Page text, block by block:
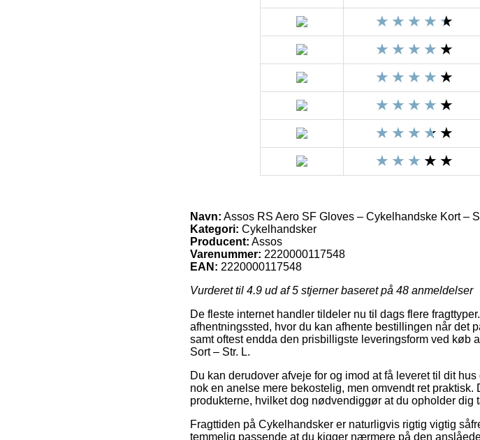
Navn: Assos RS Aero SF Gloves – Cykelhandske Kort –
Kategori: Cykelhandsker
Producent: Assos
Varenummer: 2220000117548
EAN: 2220000117548
Vurderet til 4.9 ud af 5 stjerner baseret på 48 anmeldelser
De fleste internet handler tildeler nu til dags flere
afhentningssted, hvor du kan afhente bestillingen når det
samt oftest endda den prisbilligste leveringsform ved køb
Sort – Str. L.
Du kan derudover afveje for og imod at få leveret til dit
nok en anelse mere bekostelig, men omvendt ret
produkterne, hvilket dog nødvendiggør at du opholder dig
Fragttiden på Cykelhandsker er naturligvis rigtig vigtig
temmelig passende at du kigger nærmere på den